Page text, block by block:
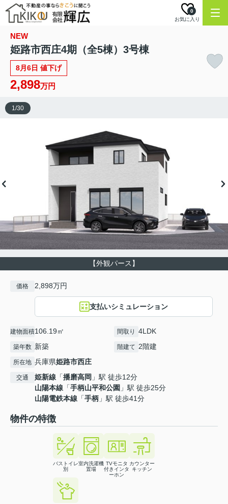
お気に入り
0
NEW
姫路市西庄4期（全5棟）3号棟
8月6日 値下げ
2,898万円
【外観パース】
1/30
価格 2,898万円
支払いシミュレーション
建物面積106.19㎡ 間取り 4LDK
築年数 新築 階建て 2階建
所在地 兵庫県姫路市西庄
交通 姫新線 「播磨高岡 」駅 徒歩12分
山陽本線 「手柄山平和公園 」駅 徒歩25分
山陽電鉄本線 「手柄 」駅 徒歩41分
物件の特徴
バストイレ
別
室内洗濯機
置場
TVモニタ
付きインタ
ーホン
カウンター
キッチン